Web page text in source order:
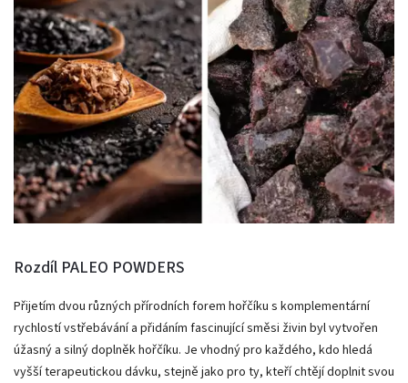
Rozdíl PALEO POWDERS
Přijetím dvou různých přírodních forem hořčíku s komplementární
rychlostí vstřebávání a přidáním fascinující směsi živin byl vytvořen
úžasný a silný doplněk hořčíku. Je vhodný pro každého, kdo hledá
vyšší terapeutickou dávku, stejně jako pro ty, kteří chtějí doplnit svou